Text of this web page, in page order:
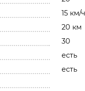
15 км/ч
20 км
30
есть
есть